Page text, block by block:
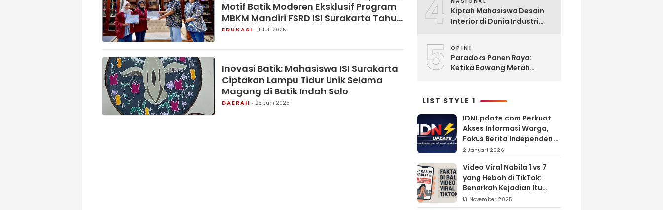
Motif Batik Moderen Eksklusif Program
MBKM Mandiri FSRD ISI Surakarta Tahun
2025
EDUKASI 11 Juli 2025
Inovasi Batik: Mahasiswa ISI Surakarta
Ciptakan Lampu Tidur Unik Selama
Magang di Batik Indah Solo
DAERAH 25 Juni 2025
4
Kiprah Mahasiswa Desain
Interior di Dunia Industri
5 OPINI
Paradoks Panen Raya:
Ketika Bawang Merah
LIST STYLE 1
IDNUpdate.com Perkuat
Akses Informasi Warga,
Fokus Berita Independen di
Kabupaten Banyuasin
2 Januari 2026
Video Viral Nabila 1 vs 7
yang Heboh di TikTok:
Benarkah Kejadian Itu
Nyata?
13 November 2025